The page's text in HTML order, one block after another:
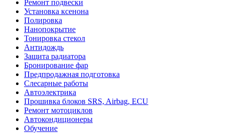
Ремонт подвески
Установка ксенона
Полировка
Нанопокрытие
Тонировка стекол
Антидождь
Защита радиатора
Бронирование фар
Предпродажная подготовка
Слесарные работы
Автоэлектрика
Прошивка блоков SRS, Airbag, ECU
Ремонт мотоциклов
Автокондиционеры
Обучение